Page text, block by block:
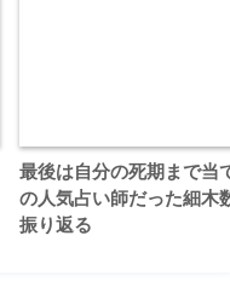
最後は自分の死期まで当
の人気占い師だった細木
振り返る